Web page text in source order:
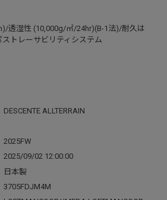
DESCENTE ALLTERRAIN
2025FW
2025/09/02 12:00:00
日本製
3705FDJM4M
透湿性 (10,000g/㎡/24hr)(B-1法)/耐久は
トレーサビリティシステム